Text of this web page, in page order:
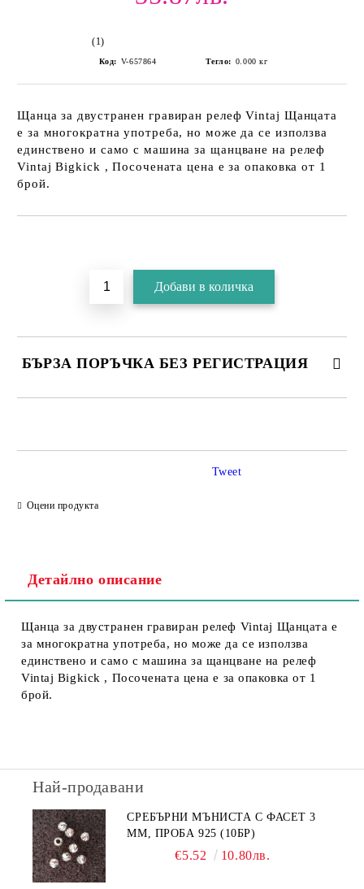
(1)
Код: V-657864 Тегло: 0.000 кг
Щанца за двустранен гравиран релеф Vintaj Щанцата
е за многократна употреба, но може да се използва
единствено и само с машина за щанцване на релеф
Vintaj Bigkick , Посочената цена е за опаковка от 1
брой.
БЪРЗА ПОРЪЧКА БЕЗ РЕГИСТРАЦИЯ
Оцени продукта
Tweet
Детайлно описание
Щанца за двустранен гравиран релеф Vintaj Щанцата е
за многократна употреба, но може да се използва
единствено и само с машина за щанцване на релеф
Vintaj Bigkick , Посочената цена е за опаковка от 1
брой.
Най-продавани
СРЕБЪРНИ МЪНИСТА С ФАСЕТ 3
ММ, ПРОБА 925 (10БР)
€5.52 10.80лв.